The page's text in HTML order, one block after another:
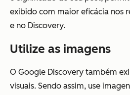
exibido com maior eficácia nos
e no Discovery.
Utilize as imagens
O Google Discovery também
visuais. Sendo assim, use